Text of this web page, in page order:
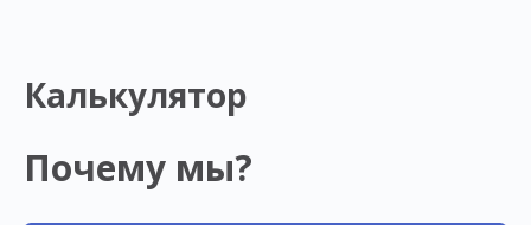
Калькулятор
Почему мы?